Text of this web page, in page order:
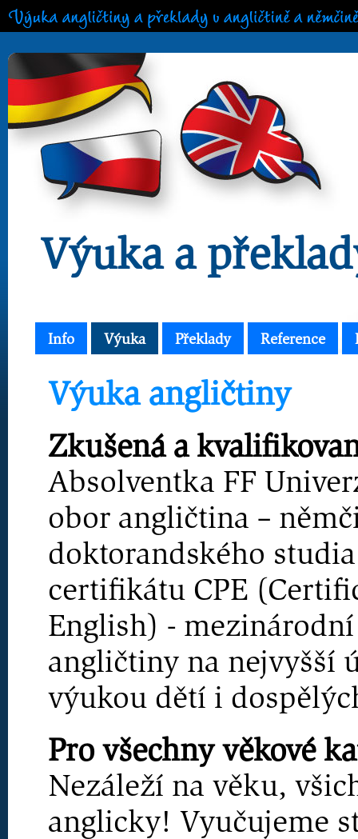
Výuka angličtiny a překlady v angličtině a němčině
Výuka a
Info Výuka Překlady Reference
Výuka angličtiny
Zkušená a
Absolventka FF
obor angličtina –
doktorandského
certifikátu CPE
English) -
angličtiny na nejvyšší
výukou dětí i
Pro všechny věkové
Nezáleží na věku,
anglicky! Vyučujeme